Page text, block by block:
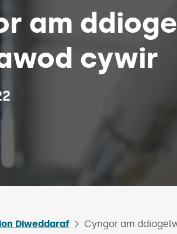
am
cywir
Diweddaraf Cyngor am